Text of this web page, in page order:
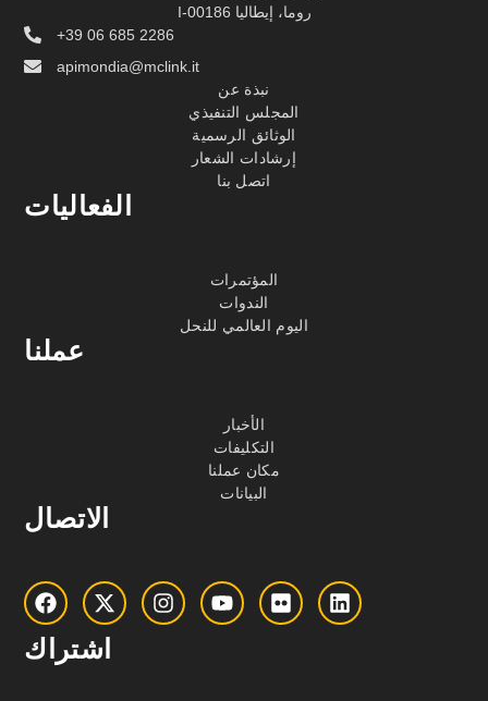
I-00186 روما، إيطاليا
+39 06 685 2286
apimondia@mclink.it
نبذة عن
المجلس التنفيذي
الوثائق الرسمية
إرشادات الشعار
اتصل بنا
الفعاليات
المؤتمرات
الندوات
اليوم العالمي للنحل
عملنا
الأخبار
التكليفات
مكان عملنا
البيانات
الاتصال
اشتراك